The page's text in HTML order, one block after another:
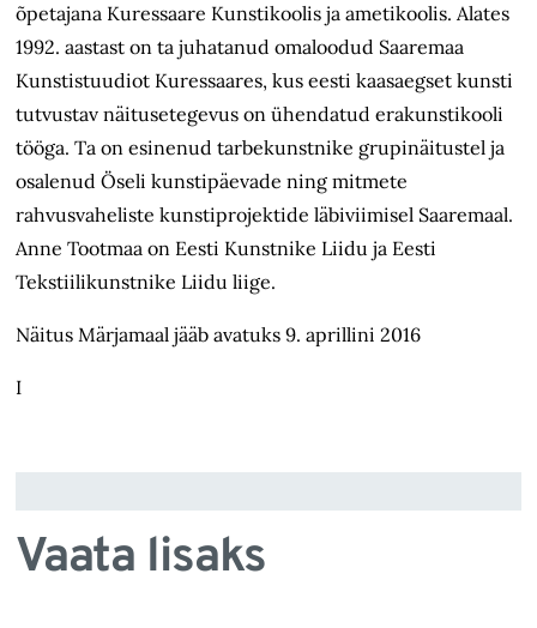
õpetajana Kuressaare Kunstikoolis ja ametikoolis. Alates
1992. aastast on ta juhatanud omaloodud Saaremaa
Kunstistuudiot Kuressaares, kus eesti kaasaegset kunsti
tutvustav näitusetegevus on ühendatud erakunstikooli
tööga. Ta on esinenud tarbekunstnike grupinäitustel ja
osalenud Öseli kunstipäevade ning mitmete
rahvusvaheliste kunstiprojektide läbiviimisel Saaremaal.
Anne Tootmaa on Eesti Kunstnike Liidu ja Eesti
Tekstiilikunstnike Liidu liige.
Näitus Märjamaal jääb avatuks 9. aprillini 2016
I
Vaata lisaks